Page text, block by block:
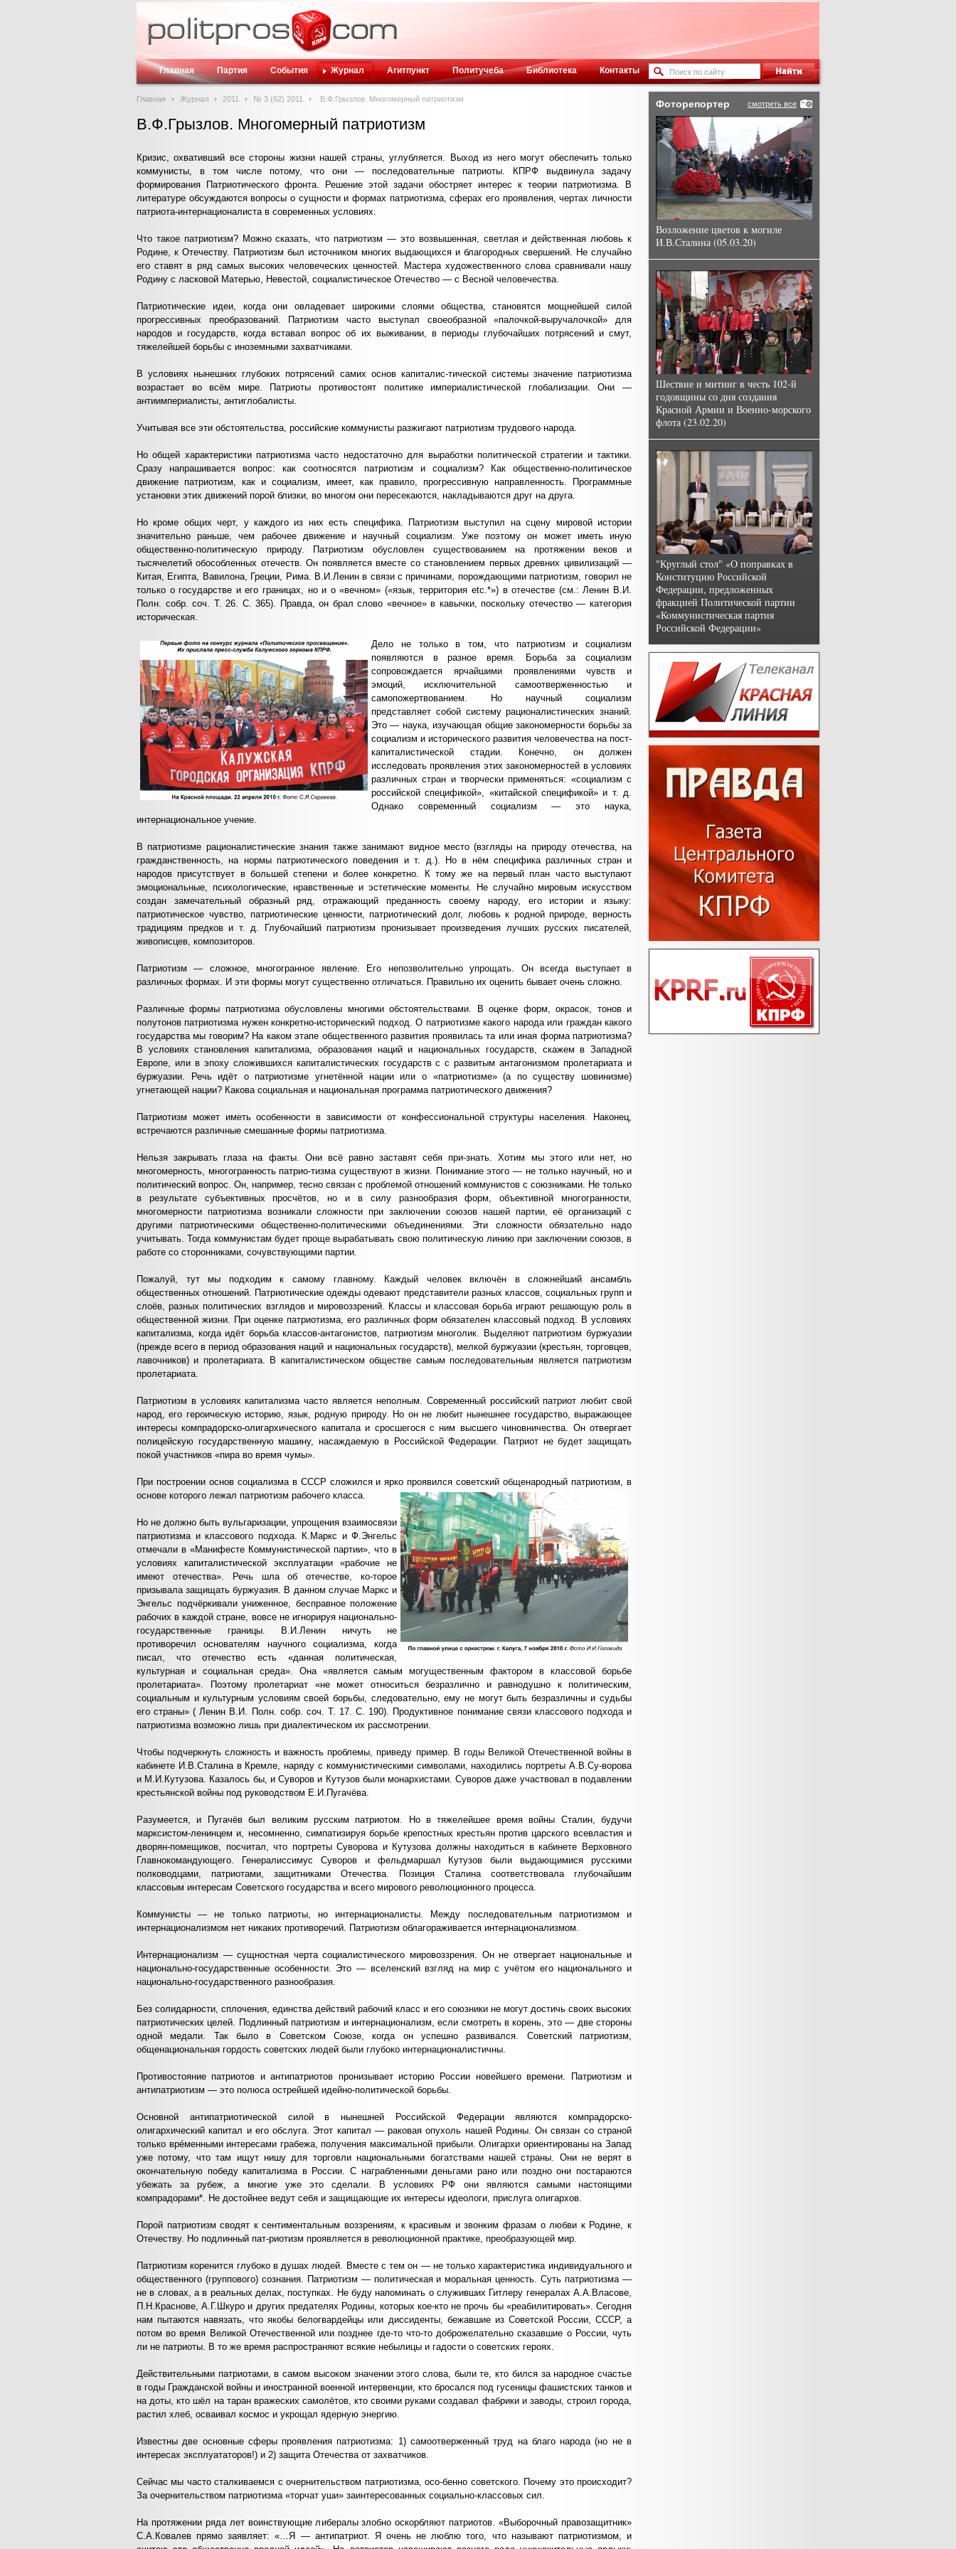
Главная Партия События Журнал Агитпункт Политучеба Библиотека Контакты
Главная Журнал 2011 № 3 (62) 2011 В.Ф.Грызлов. Многомерный патриотизм
В.Ф.Грызлов. Многомерный патриотизм
Кризис, охвативший все стороны жизни нашей страны, углубляется. Выход из него могут обеспечить только
коммунисты, в том числе потому, что они — последовательные патриоты. КПРФ выдвинула задачу
формирования Патриотического фронта. Решение этой задачи обостряет интерес к теории патриотизма. В
литературе обсуждаются вопросы о сущности и формах патриотизма, сферах его проявления, чертах личности
патриота-интернационалиста в современных условиях.
Что такое патриотизм? Можно сказать, что патриотизм — это возвышенная, светлая и действенная любовь к
Родине, к Отечеству. Патриотизм был источником многих выдающихся и благородных свершений. Не случайно
его ставят в ряд самых высоких человеческих ценностей. Мастера художественного слова сравнивали нашу
Родину с ласковой Матерью, Невестой, социалистическое Отечество — с Весной человечества.
Патриотические идеи, когда они овладевает широкими слоями общества, становятся мощнейшей силой
прогрессивных преобразований. Патриотизм часто выступал своеобразной «палочкой-выручалочкой» для
народов и государств, когда вставал вопрос об их выживании, в периоды глубочайших потрясений и смут,
тяжелейшей борьбы с иноземными захватчиками.
В условиях нынешних глубоких потрясений самих основ капиталис-тической системы значение патриотизма
возрастает во всём мире. Патриоты противостоят политике империалистической глобализации. Они —
антиимпериалисты, антиглобалисты.
Учитывая все эти обстоятельства, российские коммунисты разжигают патриотизм трудового народа.
Но общей характеристики патриотизма часто недостаточно для выработки политической стратегии и тактики.
Сразу напрашивается вопрос: как соотносятся патриотизм и социализм? Как общественно-политическое
движение патриотизм, как и социализм, имеет, как правило, прогрессивную направленность. Программные
установки этих движений порой близки, во многом они пересекаются, накладываются друг на друга.
Но кроме общих черт, у каждого из них есть специфика. Патриотизм выступил на сцену мировой истории
значительно раньше, чем рабочее движение и научный социализм. Уже поэтому он может иметь иную
общественно-политическую природу. Патриотизм обусловлен существованием на протяжении веков и
тысячелетий обособленных отечеств. Он появляется вместе со становлением первых древних цивилизаций —
Китая, Египта, Вавилона, Греции, Рима. В.И.Ленин в связи с причинами, порождающими патриотизм, говорил не
только о государстве и его границах, но и о «вечном» («язык, территория etc.*») в отечестве (см.: Ленин В.И.
Полн. собр. соч. Т. 26. С. 365). Правда, он брал слово «вечное» в кавычки, поскольку отечество — категория
историческая.
Дело не только в том, что патриотизм и социализм
появляются в разное время. Борьба за социализм
сопровождается ярчайшими проявлениями чувств и
эмоций, исключительной самоотверженностью и
самопожертвованием. Но научный социализм
представляет собой систему рационалистических знаний.
Это — наука, изучающая общие закономерности борьбы за
социализм и исторического развития человечества на пост-
капиталистической стадии. Конечно, он должен
исследовать проявления этих закономерностей в условиях
различных стран и творчески применяться: «социализм с
российской спецификой», «китайской спецификой» и т. д.
Однако современный социализм — это наука,
интернациональное учение.
В патриотизме рационалистические знания также занимают видное место (взгляды на природу отечества, на
гражданственность, на нормы патриотического поведения и т. д.). Но в нём специфика различных стран и
народов присутствует в большей степени и более конкретно. К тому же на первый план часто выступают
эмоциональные, психологические, нравственные и эстетические моменты. Не случайно мировым искусством
создан замечательный образный ряд, отражающий преданность своему народу, его истории и языку:
патриотическое чувство, патриотические ценности, патриотический долг, любовь к родной природе, верность
традициям предков и т. д. Глубочайший патриотизм пронизывает произведения лучших русских писателей,
живописцев, композиторов.
Патриотизм — сложное, многогранное явление. Его непозволительно упрощать. Он всегда выступает в
различных формах. И эти формы могут существенно отличаться. Правильно их оценить бывает очень сложно.
Различные формы патриотизма обусловлены многими обстоятельствами. В оценке форм, окрасок, тонов и
полутонов патриотизма нужен конкретно-исторический подход. О патриотизме какого народа или граждан какого
государства мы говорим? На каком этапе общественного развития проявилась та или иная форма патриотизма?
В условиях становления капитализма, образования наций и национальных государств, скажем в Западной
Европе, или в эпоху сложившихся капиталистических государств с с развитым антагонизмом пролетариата и
буржуазии. Речь идёт о патриотизме угнетённой нации или о «патриотизме» (а по существу шовинизме)
угнетающей нации? Какова социальная и национальная программа патриотического движения?
Патриотизм может иметь особенности в зависимости от конфессиональной структуры населения. Наконец,
встречаются различные смешанные формы патриотизма.
Нельзя закрывать глаза на факты. Они всё равно заставят себя при-знать. Хотим мы этого или нет, но
многомерность, многогранность патрио-тизма существуют в жизни. Понимание этого — не только научный, но и
политический вопрос. Он, например, тесно связан с проблемой отношений коммунистов с союзниками. Не только
в результате субъективных просчётов, но и в силу разнообразия форм, объективной многогранности,
многомерности патриотизма возникали сложности при заключении союзов нашей партии, её организаций с
другими патриотическими общественно-политическими объединениями. Эти сложности обязательно надо
учитывать. Тогда коммунистам будет проще вырабатывать свою политическую линию при заключении союзов, в
работе со сторонниками, сочувствующими партии.
Пожалуй, тут мы подходим к самому главному. Каждый человек включён в сложнейший ансамбль
общественных отношений. Патриотические одежды одевают представители разных классов, социальных групп и
слоёв, разных политических взглядов и мировоззрений. Классы и классовая борьба играют решающую роль в
общественной жизни. При оценке патриотизма, его различных форм обязателен классовый подход. В условиях
капитализма, когда идёт борьба классов-антагонистов, патриотизм многолик. Выделяют патриотизм буржуазии
(прежде всего в период образования наций и национальных государств), мелкой буржуазии (крестьян, торговцев,
лавочников) и пролетариата. В капиталистическом обществе самым последовательным является патриотизм
пролетариата.
Патриотизм в условиях капитализма часто является неполным. Современный российский патриот любит свой
народ, его героическую историю, язык, родную природу. Но он не любит нынешнее государство, выражающее
интересы компрадорско-олигархического капитала и сросшегося с ним высшего чиновничества. Он отвергает
полицейскую государственную машину, насаждаемую в Российской Федерации. Патриот не будет защищать
покой участников «пира во время чумы».
При построении основ социализма в СССР сложился и ярко проявился советский общенародный патриотизм, в
основе которого лежал патриотизм рабочего класса.
Но не должно быть вульгаризации, упрощения взаимосвязи
патриотизма и классового подхода. К.Маркс и Ф.Энгельс
отмечали в «Манифесте Коммунистической партии», что в
условиях капиталистической эксплуатации «рабочие не
имеют отечества». Речь шла об отечестве, ко-торое
призывала защищать буржуазия. В данном случае Маркс и
Энгельс подчёркивали униженное, бесправное положение
рабочих в каждой стране, вовсе не игнорируя национально-
государственные границы. В.И.Ленин ничуть не
противоречил основателям научного социализма, когда
писал, что отечество есть «данная политическая,
культурная и социальная среда». Она «является самым могущественным фактором в классовой борьбе
пролетариата». Поэтому пролетариат «не может относиться безразлично и равнодушно к политическим,
социальным и культурным условиям своей борьбы, следовательно, ему не могут быть безразличны и судьбы
его страны» ( Ленин В.И. Полн. собр. соч. Т. 17. С. 190). Продуктивное понимание связи классового подхода и
патриотизма возможно лишь при диалектическом их рассмотрении.
Чтобы подчеркнуть сложность и важность проблемы, приведу пример. В годы Великой Отечественной войны в
кабинете И.В.Сталина в Кремле, наряду с коммунистическими символами, находились портреты А.В.Су-ворова
и М.И.Кутузова. Казалось бы, и Суворов и Кутузов были монархистами. Суворов даже участвовал в подавлении
крестьянской войны под руководством Е.И.Пугачёва.
Разумеется, и Пугачёв был великим русским патриотом. Но в тяжелейшее время войны Сталин, будучи
марксистом-ленинцем и, несомненно, симпатизируя борьбе крепостных крестьян против царского всевластия и
дворян-помещиков, посчитал, что портреты Суворова и Кутузова должны находиться в кабинете Верховного
Главнокомандующего. Генералиссимус Суворов и фельдмаршал Кутузов были выдающимися русскими
полководцами, патриотами, защитниками Отечества. Позиция Сталина соответствовала глубочайшим
классовым интересам Советского государства и всего мирового революционного процесса.
Коммунисты — не только патриоты, но интернационалисты. Между последовательным патриотизмом и
интернационализмом нет никаких противоречий. Патриотизм облагораживается интернационализмом.
Интернационализм — сущностная черта социалистического мировоззрения. Он не отвергает национальные и
национально-государственные особенности. Это — вселенский взгляд на мир с учётом его национального и
национально-государственного разнообразия.
Без солидарности, сплочения, единства действий рабочий класс и его союзники не могут достичь своих высоких
патриотических целей. Подлинный патриотизм и интернационализм, если смотреть в корень, это — две стороны
одной медали. Так было в Советском Союзе, когда он успешно развивался. Советский патриотизм,
общенациональная гордость советских людей были глубоко интернационалистичны.
Противостояние патриотов и антипатриотов пронизывает историю России новейшего времени. Патриотизм и
антипатриотизм — это полюса острейшей идейно-политической борьбы.
Основной антипатриотической силой в нынешней Российской Федерации являются компрадорско-
олигархический капитал и его обслуга. Этот капитал — раковая опухоль нашей Родины. Он связан со страной
только врéменными интересами грабежа, получения максимальной прибыли. Олигархи ориентированы на Запад
уже потому, что там ищут нишу для торговли национальными богатствами нашей страны. Они не верят в
окончательную победу капитализма в России. С награбленными деньгами рано или поздно они постараются
убежать за рубеж, а многие уже это сделали. В условиях РФ они являются самыми настоящими
компрадорами*. Не достойнее ведут себя и защищающие их интересы идеологи, прислуга олигархов.
Порой патриотизм сводят к сентиментальным воззрениям, к красивым и звонким фразам о любви к Родине, к
Отечеству. Но подлинный пат-риотизм проявляется в революционной практике, преобразующей мир.
Патриотизм коренится глубоко в душах людей. Вместе с тем он — не только характеристика индивидуального и
общественного (группового) сознания. Патриотизм — политическая и моральная ценность. Суть патриотизма —
не в словах, а в реальных делах, поступках. Не буду напоминать о служивших Гитлеру генералах А.А.Власове,
П.Н.Краснове, А.Г.Шкуро и других предателях Родины, которых кое-кто не прочь бы «реабилитировать». Сегодня
нам пытаются навязать, что якобы белогвардейцы или диссиденты, бежавшие из Советской России, СССР, а
потом во время Великой Отечественной или позднее где-то что-то доброжелательно сказавшие о России, чуть
ли не патриоты. В то же время распространяют всякие небылицы и гадости о советских героях.
Действительными патриотами, в самом высоком значении этого слова, были те, кто бился за народное счастье
в годы Гражданской войны и иностранной военной интервенции, кто бросался под гусеницы фашистских танков и
на доты, кто шёл на таран вражеских самолётов, кто своими руками создавал фабрики и заводы, строил города,
растил хлеб, осваивал космос и укрощал ядерную энергию.
Известны две основные сферы проявления патриотизма: 1) самоотверженный труд на благо народа (но не в
интересах эксплуататоров!) и 2) защита Отечества от захватчиков.
Сейчас мы часто сталкиваемся с очернительством патриотизма, осо-бенно советского. Почему это происходит?
За очернительством патриотизма «торчат уши» заинтересованных социально-классовых сил.
На протяжении ряда лет воинствующие либералы злобно оскорбляют патриотов. «Выборочный правозащитник»
С.А.Ковалев прямо заявляет: «…Я — антипатриот. Я очень не люблю того, что называют патриотизмом, и
смотреть все
Фоторепортер
Возложение цветов к могиле
И.В.Сталина (05.03.20)
Шествие и митинг в честь 102-й
годовщины со дня создания
Красной Армии и Военно-морского
флота (23.02.20)
"Круглый стол" «О поправках в
Конституцию Российской
Федерации, предложенных
фракцией Политической партии
«Коммунистическая партия
Российской Федерации»